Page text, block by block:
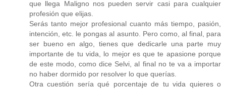
que llega Maligno nos pueden servir casi para cualquier
profesión que elijas.
Serás tanto mejor profesional cuanto más tiempo, pasión,
intención, etc. le pongas al asunto. Pero como, al final, para
ser bueno en algo, tienes que dedicarle una parte muy
importante de tu vida, lo mejor es que te apasione porque
de este modo, como dice Selvi, al final no te va a importar
no haber dormido por resolver lo que querías.
Otra cuestión sería qué porcentaje de tu vida quieres o